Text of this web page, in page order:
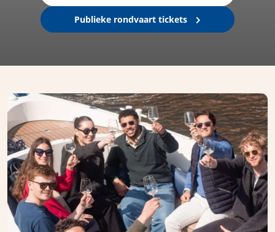
Publieke rondvaart tickets